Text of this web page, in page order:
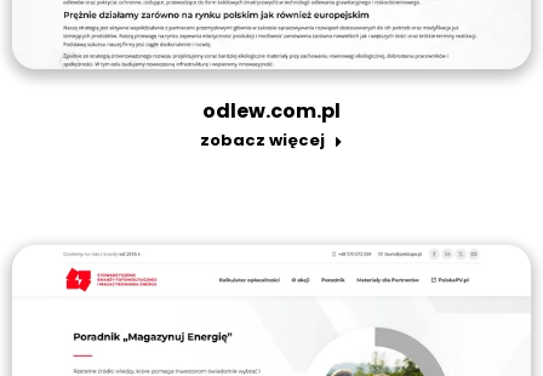
odlew.com.pl
zobacz więcej